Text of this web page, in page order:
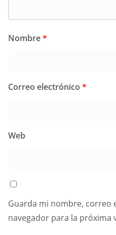
Nombre*
Correo electrónico *
Web
Guarda mi nombre, correo
navegador para la próxima